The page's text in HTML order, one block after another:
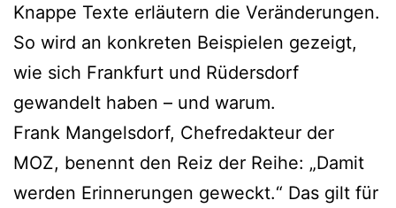
Knappe Texte erläutern die Veränderungen.
So wird an konkreten Beispielen gezeigt,
wie sich Frankfurt und Rüdersdorf
gewandelt haben – und warum.
Frank Mangelsdorf, Chefredakteur der
MOZ, benennt den Reiz der Reihe: „Damit
werden Erinnerungen geweckt.“ Das gilt für